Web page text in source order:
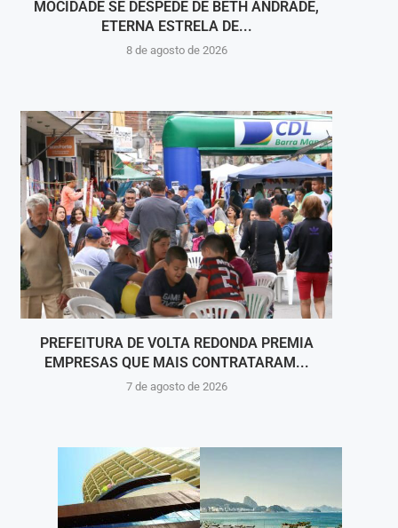
MOCIDADE SE DESPEDE DE BETH ANDRADE,
ETERNA ESTRELA DE...
8 de agosto de 2026
PREFEITURA DE VOLTA REDONDA PREMIA
EMPRESAS QUE MAIS CONTRATARAM...
7 de agosto de 2026